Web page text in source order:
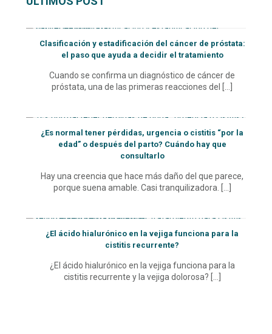
Clasificación y estadificación del cáncer de próstata:
el paso que ayuda a decidir el tratamiento
Cuando se confirma un diagnóstico de cáncer de
próstata, una de las primeras reacciones del
¿Es normal tener pérdidas, urgencia o cistitis “por la
edad” o después del parto? Cuándo hay que
consultarlo
Hay una creencia que hace más daño del que parece,
porque suena amable. Casi tranquilizadora.
¿El ácido hialurónico en la vejiga funciona para la
cistitis recurrente?
¿El ácido hialurónico en la vejiga funciona para la
cistitis recurrente y la vejiga dolorosa?